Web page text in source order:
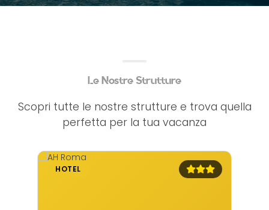
Le Nostre Strutture
Scopri tutte le nostre strutture e trova quella
perfetta per la tua vacanza
HOTEL